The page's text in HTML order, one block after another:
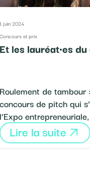
1 juin 2024
Concours et prix
Et les lauréat·es
Roulement de
concours de pitch qui
l’Expo
Lire la suite